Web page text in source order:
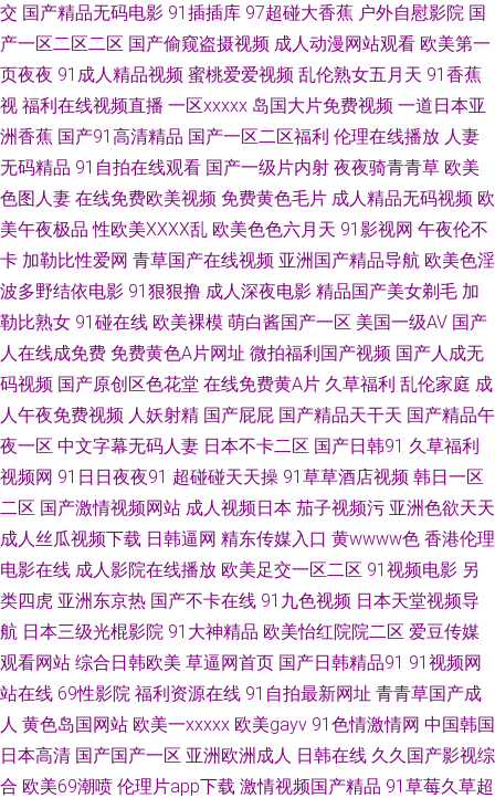
99超碰人妻 超碰免费电影 国产专区一 狼友福利视频 日本伦理乱片 午夜插插
宅男大香蕉大香蕉 99日爱网址 超碰在线草久97 国产日韩乱 九一网站白虎 日
本黄页免费 天美mv入口 亚洲AV色导航 91热爆视频 av不卡电影 国产日韩欧
美足交 久久草香蕉 青草久久婷 日韩无码社区 中文字幕日韩欧美 AV色欲蜜桃
91视频久久 成人电影国产MV 国产天堂网 青青草视频导航 亚洲色图探花 AV
地址不卡免费 成人小视频网站 国产全部视频91 九九视频网 欧洲一级片 香焦
视频 91在线播放视频 成人在线影音 韩国伦理丝袜 美女AA片 深夜影院毛片
91艹人 ts人妖av 传媒二区传媒 国产乱轮精品 美女足交网站 日本蜜桃91视频
午夜寂寞视频 91porn社区 肏屄传媒 国产精品成人无 久久私色房免费 欧美在
线撸视频 三级片操逼的 91黑丝高潮 www操碰 国产精品尤物91 久草欧美在
线 欧美国产日韩一二 91人妻在线视频 成人网站黑丝 黄色免费高清网站 欧美
成人官网 91操操 超碰91伊人 国产福利导航在线 九一一二国产 人人草天天干
五月五成人网站 51国产探花 av免费网站 成人社区AV 狼友福利亚洲色情 日本
交 国产精品无码电影 91插插库 97超碰大香蕉 户外自慰影院 国
产一区二区二区 国产偷窥盗摄视频 成人动漫网站观看 欧美第一
页夜夜 91成人精品视频 蜜桃爱爱视频 乱伦熟女五月天 91香蕉
视 福利在线视频直播 一区xxxxx 岛国大片免费视频 一道日本亚
洲香蕉 国产91高清精品 国产一区二区福利 伦理在线播放 人妻
无码精品 91自拍在线观看 国产一级片内射 夜夜骑青青草 欧美
色图人妻 在线免费欧美视频 免费黄色毛片 成人精品无码视频 欧
美午夜极品 性欧美ⅩⅩⅩⅩ乱 欧美色色六月天 91影视网 午夜伦不
卡 加勒比性爱网 青草国产在线视频 亚洲国产精品导航 欧美色淫
波多野结依电影 91狠狠撸 成人深夜电影 精品国产美女剃毛 加
勒比熟女 91碰在线 欧美裸模 萌白酱国产一区 美国一级AV 国产
人在线成免费 免费黄色A片网址 微拍福利国产视频 国产人成无
码视频 国产原创区色花堂 在线免费黄A片 久草福利 乱伦家庭 成
人午夜免费视频 人妖射精 国产屁屁 国产精品天干天 国产精品午
夜一区 中文字幕无码人妻 日本不卡二区 国产日韩91 久草福利
视频网 91日日夜夜91 超碰碰天天操 91草草酒店视频 韩日一区
二区 国产激情视频网站 成人视频日本 茄子视频污 亚洲色欲天天
成人丝瓜视频下载 日韩逼网 精东传媒入口 黄wwww色 香港伦理
电影在线 成人影院在线播放 欧美足交一区二区 91视频电影 另
类四虎 亚洲东京热 国产不卡在线 91九色视频 日本天堂视频导
航 日本三级光棍影院 91大神精品 欧美怡红院院二区 爱豆传媒
观看网站 综合日韩欧美 草逼网首页 国产日韩精品91 91视频网
站在线 69性影院 福利资源在线 91自拍最新网址 青青草国产成
人 黄色岛国网站 欧美一xxxxx 欧美gayv 91色情激情网 中国韩国
日本高清 国产国产一区 亚洲欧洲成人 日韩在线 久久国产影视综
合 欧美69潮喷 伦理片app下载 激情视频国产精品 91草莓久草超